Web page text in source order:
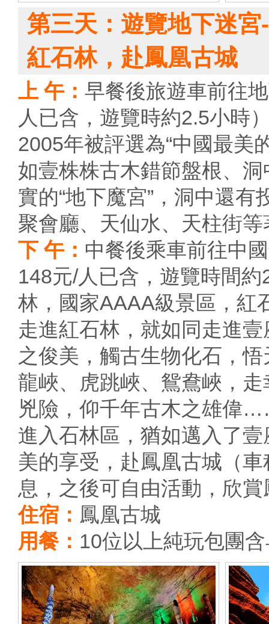
第三天：遊覽地下迷
紅石林，赴鳳凰古城
上 午： 早餐後旅遊車前往
人已含，遊覽時約2.5小時
2005年被評選為“中國最美
如壹株株古木錯節盤根、
實的“地下魔宮”，洞中還
聚會廳、天仙水、天柱街
下 午： 中餐後乘車前往中
148元/人已含，遊覽時間
林，國家AAAA級景區，紅
走進紅石林，就如同走進
之俊美，觸古生物化石，
龍峽、虎跳峽、鴛鴦峽，
兇險，仰千年古木之雄偉
進入石林區，猶如邁入了
美的享受，赴鳳凰古城（
息，之後可自由活動，欣
住宿： 鳳凰古城
用餐： 10位以上純玩包團